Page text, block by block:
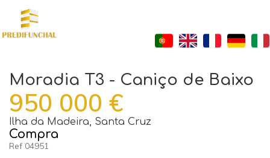
Moradia T3 - Caniço de Baixo
950 000 €
Ilha da Madeira, Santa Cruz
Compra
Ref 04951